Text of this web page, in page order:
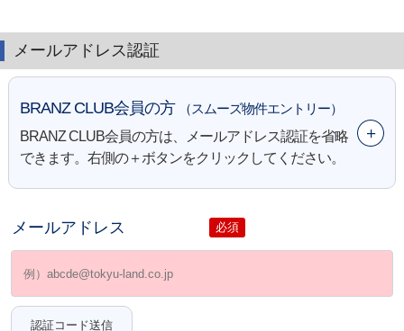
メールアドレス認証
BRANZ CLUB会員の方
（スムーズ物件エントリー）
BRANZ CLUB会員の方は、メールアドレス認証を省略
できます。右側の＋ボタンをクリックしてください。
メールアドレス 必須